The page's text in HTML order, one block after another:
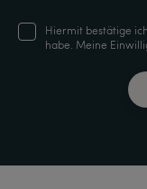
Hiermit bestätige
habe. Meine